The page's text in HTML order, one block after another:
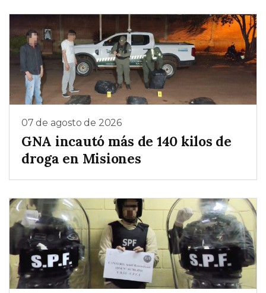
07 de agosto de 2026
GNA incautó más de 140 kilos de
droga en Misiones